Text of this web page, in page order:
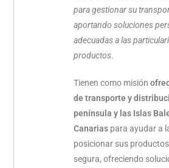
para gestionar su
aportando soluciones
adecuadas a las
productos.
Tienen como misión
de transporte y
península y las Islas
Canarias para ayudar a
posicionar sus
segura, ofreciendo